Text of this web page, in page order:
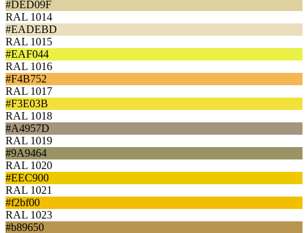
#DED09F
RAL 1014
#EADEBD
RAL 1015
#EAF044
RAL 1016
#F4B752
RAL 1017
#F3E03B
RAL 1018
#A4957D
RAL 1019
#9A9464
RAL 1020
#EEC900
RAL 1021
#f2bf00
RAL 1023
#b89650